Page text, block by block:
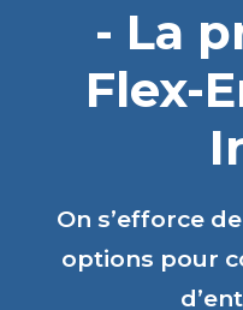
- La
Flex-
On s’efforce
options pour